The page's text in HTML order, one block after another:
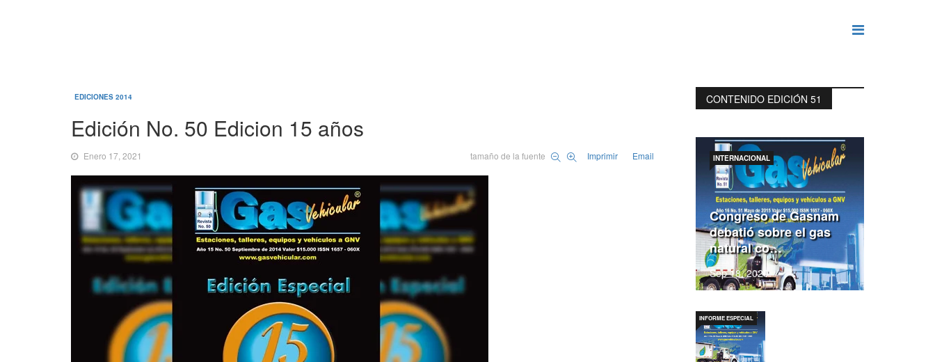
EDICIONES 2014
Edición No. 50 Edicion 15 años
Enero 17, 2021 tamaño de la fuente Imprimir Email
CONTENIDO EDICIÓN 51
Congreso de Gasnam
debatió sobre el gas
natural co…
Sep 18, 2020
INTERNACIONAL
INFORME ESPECIAL